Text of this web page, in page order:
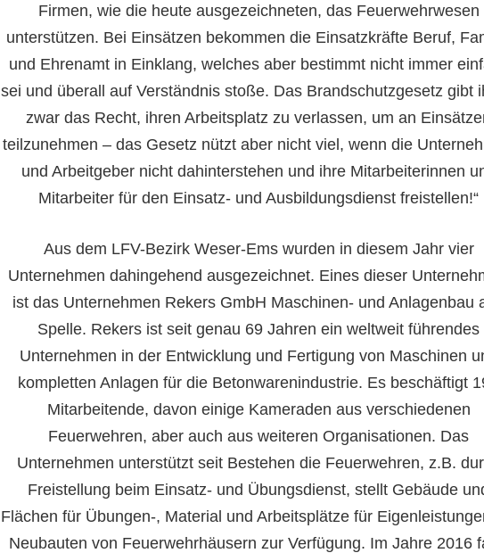
Firmen, wie die heute ausgezeichneten, das Feuerwehrwesen
unterstützen. Bei Einsätzen bekommen die Einsatzkräfte Beruf,
und Ehrenamt in Einklang, welches aber bestimmt nicht immer
sei und überall auf Verständnis stoße. Das Brandschutzgesetz gibt
zwar das Recht, ihren Arbeitsplatz zu verlassen, um an
teilzunehmen – das Gesetz nützt aber nicht viel, wenn die
und Arbeitgeber nicht dahinterstehen und ihre Mitarbeiterinnen
Mitarbeiter für den Einsatz- und Ausbildungsdienst freistellen!“
Aus dem LFV-Bezirk Weser-Ems wurden in diesem Jahr vier
Unternehmen dahingehend ausgezeichnet. Eines dieser
ist das Unternehmen Rekers GmbH Maschinen- und Anlagenbau
Spelle. Rekers ist seit genau 69 Jahren ein weltweit führendes
Unternehmen in der Entwicklung und Fertigung von Maschinen
kompletten Anlagen für die Betonwarenindustrie. Es beschäftigt
Mitarbeitende, davon einige Kameraden aus verschiedenen
Feuerwehren, aber auch aus weiteren Organisationen. Das
Unternehmen unterstützt seit Bestehen die Feuerwehren, z.B.
Freistellung beim Einsatz- und Übungsdienst, stellt Gebäude
Flächen für Übungen-, Material und Arbeitsplätze für
Neubauten von Feuerwehrhäusern zur Verfügung. Im Jahre 2016